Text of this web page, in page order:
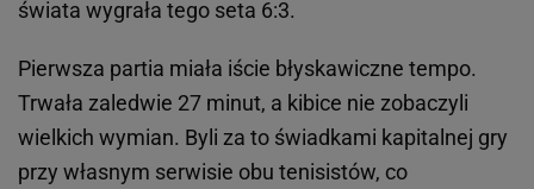
świata wygrała tego seta 6:3.
Pierwsza partia miała iście błyskawiczne tempo.
Trwała zaledwie 27 minut, a kibice nie zobaczyli
wielkich wymian. Byli za to świadkami kapitalnej gry
przy własnym serwisie obu tenisistów, co